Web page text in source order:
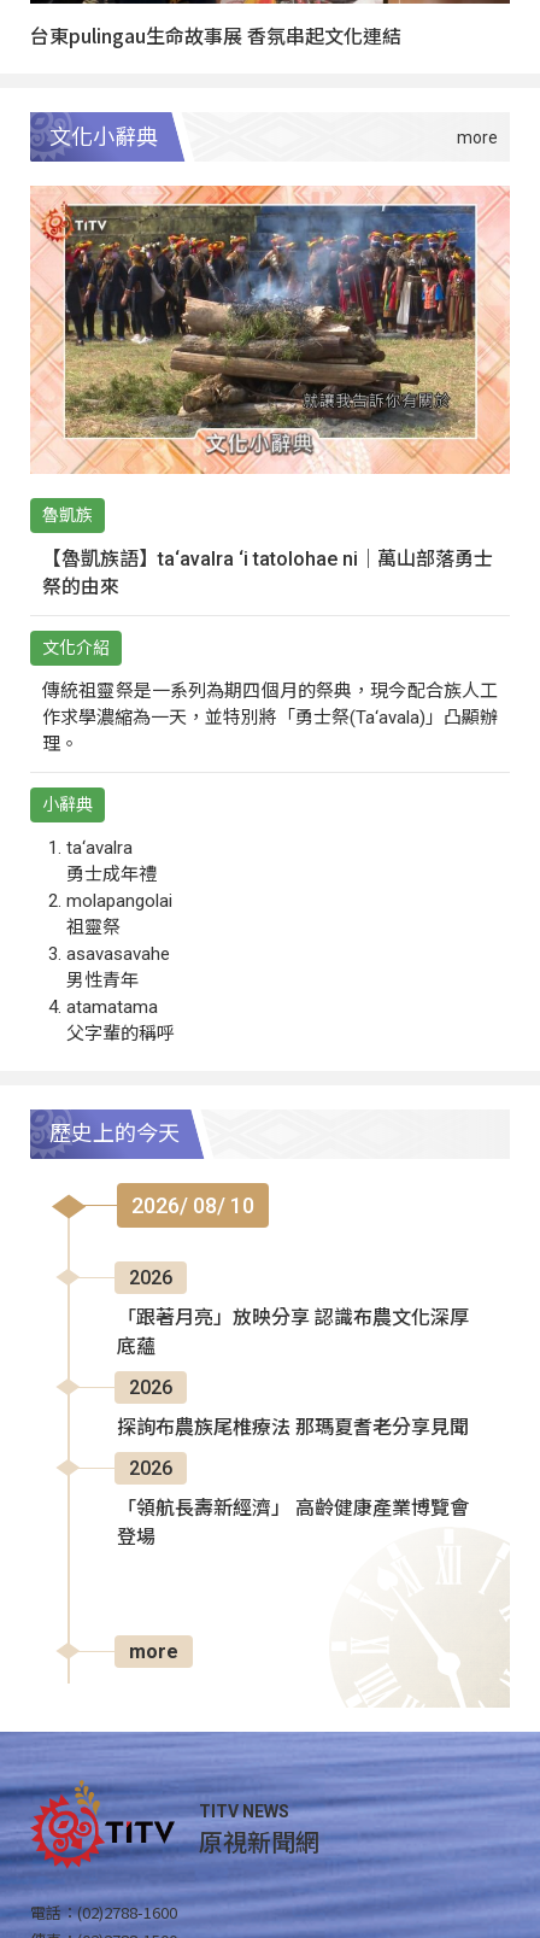
台東pulingau生命故事展 香氛串起文化連結
文化小辭典
魯凱族
【魯凱族語】ta‘avalra ‘i tatolohae ni｜萬山部落勇士
祭的由來
文化介紹
傳統祖靈祭是一系列為期四個月的祭典，現今配合族人工
作求學濃縮為一天，並特別將「勇士祭(Ta‘avala)」凸顯辦
理。
小辭典
ta‘avalra
勇士成年禮
molapangolai
祖靈祭
asavasavahe
男性青年
atamatama
父字輩的稱呼
歷史上的今天
2026/ 08/ 10
2026
「跟著月亮」放映分享 認識布農文化深厚
底蘊
2026
探詢布農族尾椎療法 那瑪夏耆老分享見聞
2026
「領航長壽新經濟」 高齡健康產業博覽會
登場
more
TITV NEWS
原視新聞網
電話：(02)2788-1600